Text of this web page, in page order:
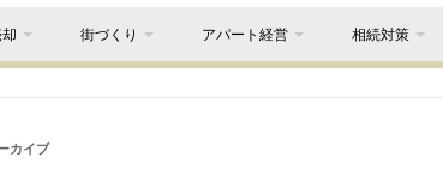
街づくり アパート経営 相続対策
カイブ